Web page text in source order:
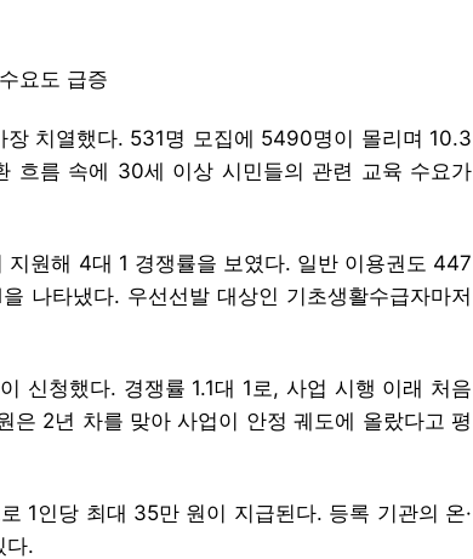
요도 급증
장 치열했다. 531명 모집에 5490명이 몰리며 10.3
흐름 속에 30세 이상 시민들의 관련 교육 수요가
원해 4대 1 경쟁률을 보였다. 일반 이용권도 447
나타냈다. 우선선발 대상인 기초생활수급자마저
신청했다. 경쟁률 1.1대 1로, 사업 시행 이래 처음
은 2년 차를 맞아 사업이 안정 궤도에 올랐다고 평
1인당 최대 35만 원이 지급된다. 등록 기관의 온·
다.